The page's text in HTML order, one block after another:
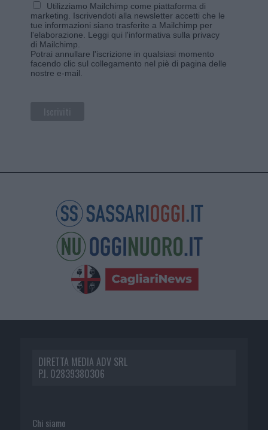
Utilizziamo Mailchimp come piattaforma di
marketing. Iscrivendoti alla newsletter accetti che le
tue informazioni siano trasferite a Mailchimp per
l'elaborazione. Leggi qui l'informativa sulla privacy
di Mailchimp
Potrai annullare l'iscrizione in qualsiasi momento
facendo clic sul collegamento nel piè di pagina delle
nostre e-mail.
DIRETTA MEDIA ADV SRL
P.I. 02839380306
Chi siamo